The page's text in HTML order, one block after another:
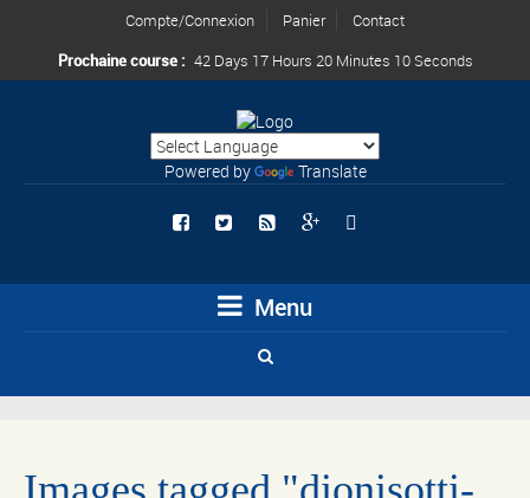
Compte/Connexion Panier
Contact
Prochaine course : 42 Days 17 Hours 20 Minutes 10 Seconds
Powered by Translate
Menu